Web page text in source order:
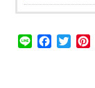
Line